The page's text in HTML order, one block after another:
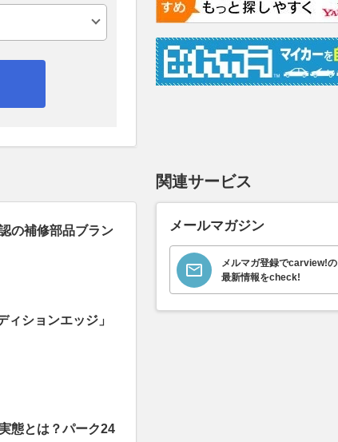
の補修部品ブラン
ションエッジ」
態とは？パーク24
関連サービス
メールマガジン
メルマガ登録でcarview!の
最新情報をcheck!